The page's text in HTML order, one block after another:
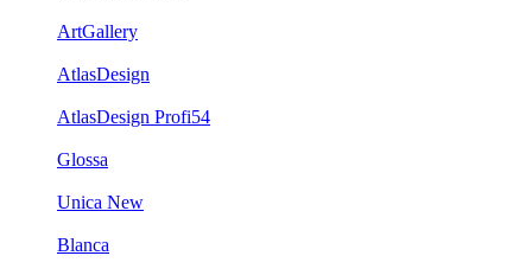
ArtGallery
AtlasDesign
AtlasDesign Profi54
Glossa
Unica New
Blanca